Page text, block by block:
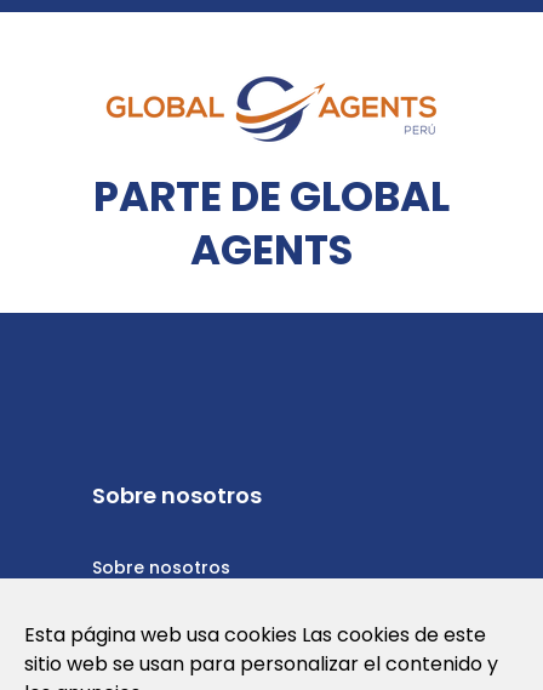
PARTE DE GLOBAL
AGENTS
Sobre nosotros
Sobre nosotros
Política de cookies
Esta página web usa cookies Las cookies de este
sitio web se usan para personalizar el contenido y